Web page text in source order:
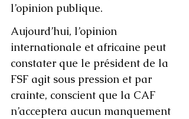
l’opinion publique.
Aujourd’hui, l’opinion
internationale et africaine peut
constater que le président de la
FSF agit sous pression et par
crainte, conscient que la CAF
n’acceptera aucun manquement